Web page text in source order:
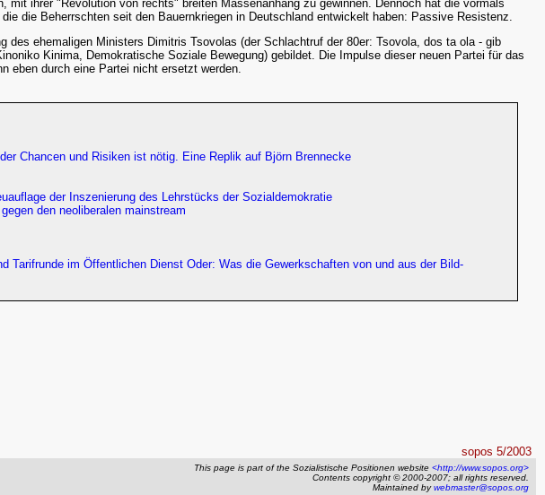
ihrer "Revolution von rechts" breiten Massenanhang zu gewinnen. Dennoch hat die vormals
die Beherrschten seit den Bauernkriegen in Deutschland entwickelt haben: Passive Resistenz.
ehemaligen Ministers Dimitris Tsovolas (der Schlachtruf der 80er: Tsovola, dos ta ola - gib
Kinima, Demokratische Soziale Bewegung) gebildet. Die Impulse dieser neuen Partei für das
eben durch eine Partei nicht ersetzt werden.
Chancen und Risiken ist nötig. Eine Replik auf Björn Brennecke
der Inszenierung des Lehrstücks der Sozialdemokratie
den neoliberalen mainstream
im Öffentlichen Dienst Oder: Was die Gewerkschaften von und aus der Bild-
sopos 5/2003
This page is part of the Sozialistische Positionen website <http://www.sopos.org>
Contents copyright © 2000-2007; all rights reserved.
Maintained bywebmaster@sopos.org